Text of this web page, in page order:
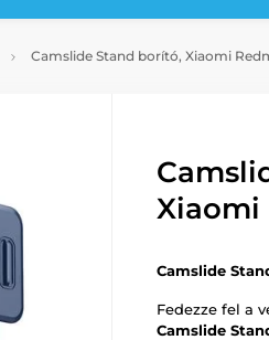
Camslide Stand borító, Xiaomi
Xiaomi
Camslide
Fedezze fel a
Camslide